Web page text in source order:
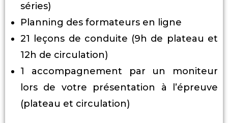
séries)
Planning des formateurs en ligne
21 leçons de conduite (9h de plateau et
12h de circulation)
1 accompagnement par un moniteur
lors de votre présentation à l’épreuve
(plateau et circulation)